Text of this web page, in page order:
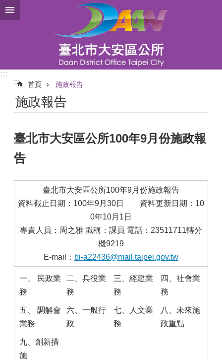
跳到主要內容區塊
:::
:::
首頁 施政報告
施政報告
臺北市大安區公所100年9月份施政報
告
臺北市大安區公所100年9月份施政報告
資料截止日期：100年9月30日 資料更新日期：10
0年10月1日
專責人員：周之雅 職稱：課員 電話：23511711轉分
機9219
E-mail： bi-a22436@mail.taipei.gov.tw
一、 民政業
務
二、兵役業
務
三、經建業
務
四、社會業
務
五、 調解會
業務
六、一般行
政
七、人文業
務
八、未來施
政重點
九、創新措
施